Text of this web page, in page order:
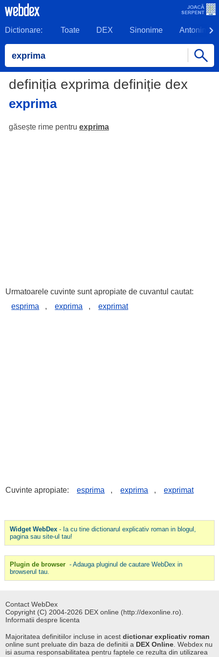
Dictionare: Toate DEX Sinonime Antonime
definiția exprima definiție dex
exprima
găsește rime pentru exprima
Urmatoarele cuvinte sunt apropiate de cuvantul cautat:
esprima
, exprima , exprimat
Cuvinte apropiate: esprima , exprima , exprimat
Widget WebDex- Ia cu tine dictionarul explicativ roman in blogul,
pagina sau site-ul tau!
Plugin de browser - Adauga pluginul de cautare WebDex in
browserul tau.
Contact WebDex
Copyright (C) 2004-2026 DEX online (http://dexonline.ro).
Informatii despre licenta
Majoritatea definitiilor incluse in acestdictionar explicativ roman
online sunt preluate din baza de definitii a DEX Online . Webdex nu
isi asuma responsabilitatea pentru faptele ce rezulta din utilizarea